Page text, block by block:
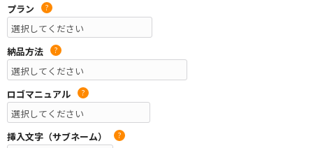
プラン
?
納品方法 ?
ロゴマニュアル ?
挿入文字（サブネーム） ?